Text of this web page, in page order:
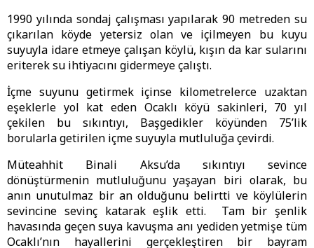
1990 yılında sondaj çalışması yapılarak 90 metreden su
çıkarılan köyde yetersiz olan ve içilmeyen bu kuyu
suyuyla idare etmeye çalışan köylü, kışın da kar sularını
eriterek su ihtiyacını gidermeye çalıştı.
İçme suyunu getirmek içinse kilometrelerce uzaktan
eşeklerle yol kat eden Ocaklı köyü sakinleri, 70 yıl
çekilen bu sıkıntıyı, Başgedikler köyünden 75’lik
borularla getirilen içme suyuyla mutluluğa çevirdi.
Müteahhit Binali Aksu’da sıkıntıyı sevince
dönüştürmenin mutluluğunu yaşayan biri olarak, bu
anın unutulmaz bir an olduğunu belirtti ve köylülerin
sevincine sevinç katarak eşlik etti. Tam bir şenlik
havasında geçen suya kavuşma anı yediden yetmişe tüm
Ocaklı’nın hayallerini gerçekleştiren bir bayram